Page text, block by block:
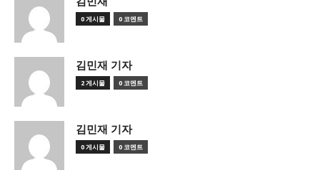
0 게시물 0 코멘트
김민재 기자
2 게시물 0 코멘트
김민재 기자
0 게시물 0 코멘트